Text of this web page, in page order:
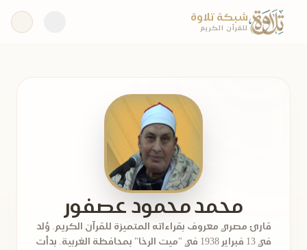
شبكة تلاوة
للقرآن الكريم
محمد محمود عصفور
قارئ مصري معروف بقراءاته المتميزة للقرآن الكريم. وُلد
في 13 فبراير 1938 في "ميت الرخا" بمحافظة الغربية. بدأت